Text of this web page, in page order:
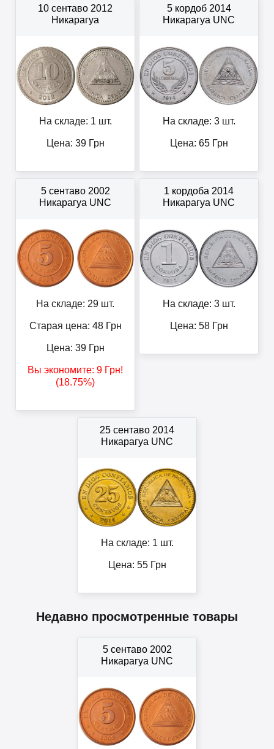
10 сентаво 2012
Никарагуа
На складе: 1 шт.
Цена: 39Грн
5 кордоб 2014
Никарагуа UNC
На складе: 3 шт.
Цена: 65Грн
5 сентаво 2002
Никарагуа UNC
На складе: 29 шт.
Старая цена: 48Грн
Цена: 39Грн
Вы экономите: 9 Грн!
(18.75%)
1 кордоба 2014
Никарагуа UNC
На складе: 3 шт.
Цена: 58Грн
25 сентаво 2014
Никарагуа UNC
На складе: 1 шт.
Цена: 55Грн
Недавно просмотренные товары
5 сентаво 2002
Никарагуа UNC